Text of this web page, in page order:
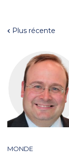
Plus récente
MONDE